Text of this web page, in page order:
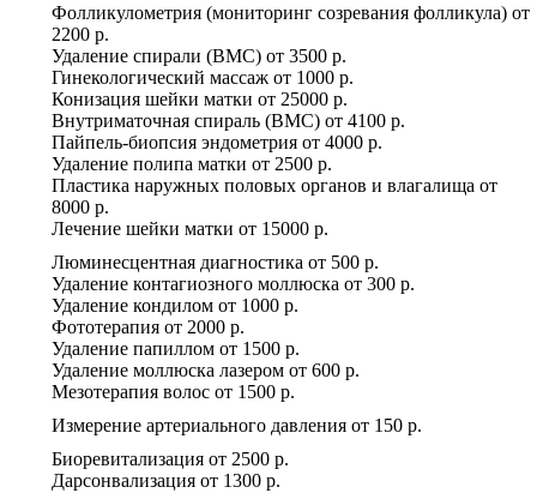
Фолликулометрия (мониторинг созревания фолликула) от
2200 р.
Удаление спирали (ВМС) от 3500 р.
Гинекологический массаж от 1000 р.
Конизация шейки матки от 25000 р.
Внутриматочная спираль (ВМС) от 4100 р.
Пайпель-биопсия эндометрия от 4000 р.
Удаление полипа матки от 2500 р.
Пластика наружных половых органов и влагалища от
8000 р.
Лечение шейки матки от 15000 р.
Люминесцентная диагностика от 500 р.
Удаление контагиозного моллюска от 300 р.
Удаление кондилом от 1000 р.
Фототерапия от 2000 р.
Удаление папиллом от 1500 р.
Удаление моллюска лазером от 600 р.
Мезотерапия волос от 1500 р.
Измерение артериального давления от 150 р.
Биоревитализация от 2500 р.
Дарсонвализация от 1300 р.